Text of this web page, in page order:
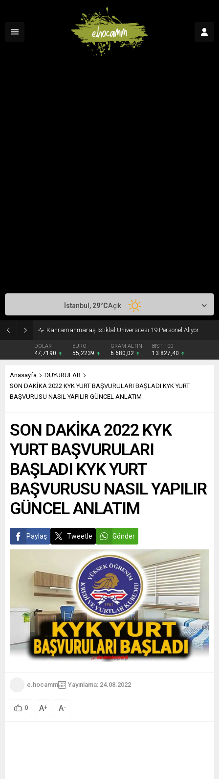
Kahramanmaraş İstiklal Üniversitesi 19 Personel Alıyor
DOLAR
47,7190
EURO
55,2239
GRAM ALTIN
6.680,02
BIST 100
13.827,40
İstanbul, 29°CAçık
Anasayfa
DUYURULAR
SON DAKİKA 2022 KYK YURT BAŞVURULARI BAŞLADI KYK YURT
BAŞVURUSU NASIL YAPILIR GÜNCEL ANLATIM
SON DAKİKA 2022 KYK
YURT BAŞVURULARI
BAŞLADI KYK YURT
BAŞVURUSU NASIL YAPILIR
GÜNCEL ANLATIM
Paylaş Tweetle Gönder
e.hocamm Yayınlama: 24.08.2022
0 A+ A-